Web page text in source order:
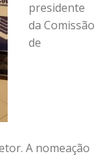
presidente
da Comissão
de
A nomeação